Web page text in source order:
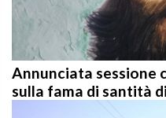
Annunciata sessione
sulla fama di santità